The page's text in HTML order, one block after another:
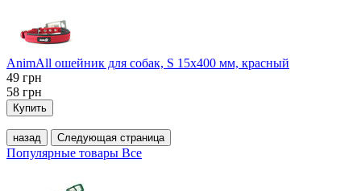
AnimAll ошейник для собак, S 15х400 мм, красный
49 грн
58 грн
Купить
назад Следующая страница
Популярные товары Все